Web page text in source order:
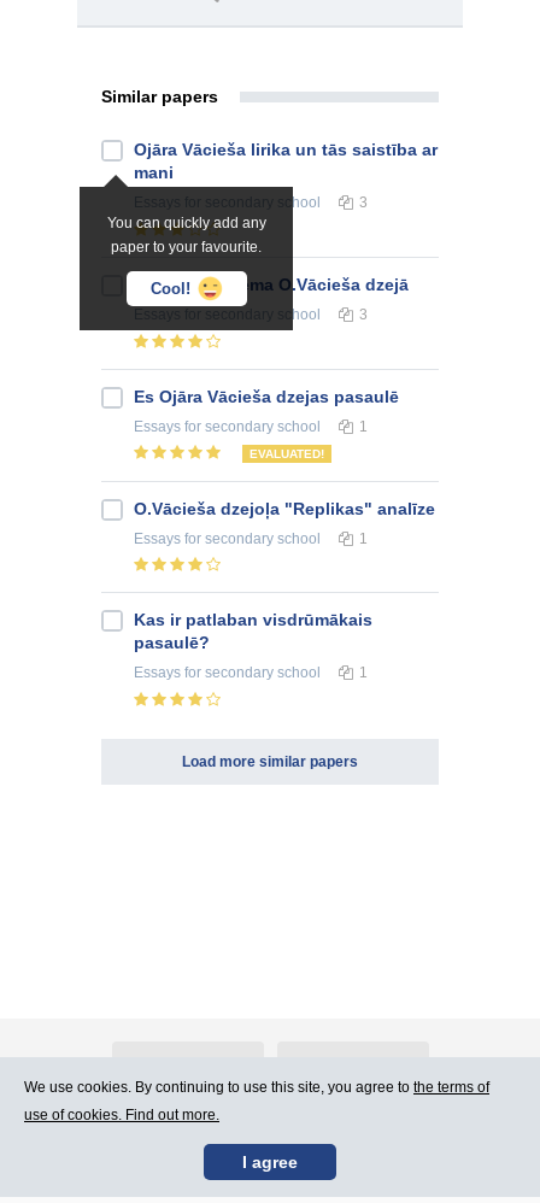
Similar papers
You can quickly add any
paper to your favourite.
Cool!
Ojāra Vācieša lirika un tās saistība ar
mani
for secondary school 3
Man tuvākā tēma O.Vācieša dzejā
for secondary school 3
Es Ojāra Vācieša dzejas pasaulē
Essays for secondary school 1
EVALUATED!
O.Vācieša dzejoļa "Replikas" analīze
Essays for secondary school 1
Kas ir patlaban visdrūmākais
pasaulē?
Essays for secondary school 1
Load more similar papers
Contact Us Terms of Use
We use cookies. By continuing to use this site, you agree to the terms of
use of cookies. Find out more.
I agree